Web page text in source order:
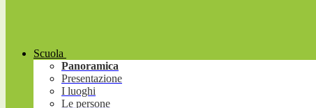
Scuola
Panoramica
Presentazione
I luoghi
Le persone